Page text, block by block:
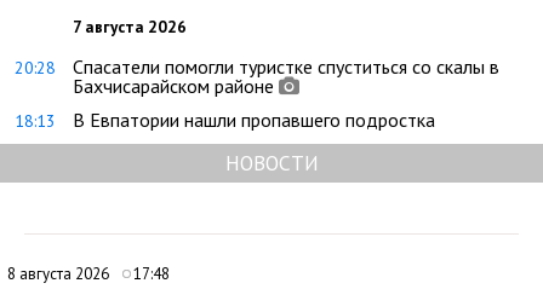
7 августа 2026
20:28
Спасатели помогли туристке спуститься со скалы в
Бахчисарайском районе
18:13 В Евпатории нашли пропавшего подростка
НОВОСТИ
8 августа 2026 17:48